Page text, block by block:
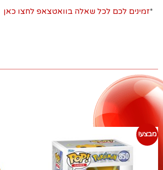
*זמינים לכם לכל שאלה בוואטצאפ לחצו כאן
מבצע!